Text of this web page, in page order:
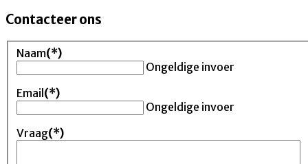
Contacteer ons
Naam(*)
Ongeldige invoer
Email(*)
Ongeldige invoer
Vraag(*)